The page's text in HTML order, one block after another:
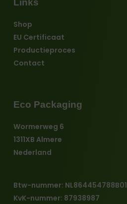
Eco Packaging
Wormerweg 6
1311XB Almere
Nederland
Btw-nummer: NL864454788B01
KvK-nummer: 87938987
Links
Shop
EU Certificaat
Productieproces
Contact